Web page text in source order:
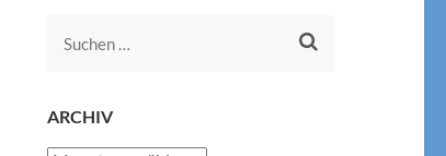
Suchen
ARCHIV